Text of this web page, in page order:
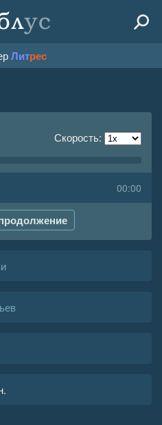
Литрес
Скорость:
00:00